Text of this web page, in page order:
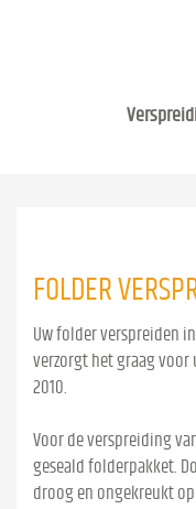
FOLDER
Uw folder verspreiden
verzorgt het graag voor
2010.
Voor de verspreiding
geseald folderpakket.
droog en ongekreukt